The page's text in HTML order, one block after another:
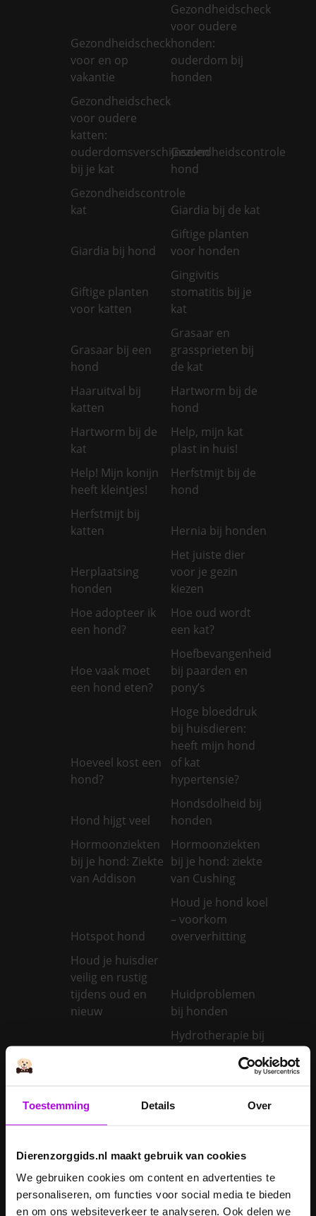
Toestemming Details Over
Dierenzorggids.nl maakt gebruik van cookies
We gebruiken cookies om content en advertenties te
personaliseren, om functies voor social media te bieden
en om ons websiteverkeer te analyseren. Ook delen we
Gezondheidscheck
voor en op
vakantie
Gezondheidscheck
voor oudere
honden:
ouderdom bij
honden
Gezondheidscheck
voor oudere
katten:
ouderdomsverschijnselen
bij je kat
Gezondheidscontrole
hond
Gezondheidscontrole
kat
Giardia bij de kat
Giardia bij hond
Giftige planten
voor honden
Giftige planten
voor katten
Gingivitis
stomatitis bij je
kat
Grasaar bij een
hond
Grasaar en
grassprieten bij
de kat
Haaruitval bij
katten
Hartworm bij de
hond
Hartworm bij de
kat
Help, mijn kat
plast in huis!
Help! Mijn konijn
heeft kleintjes!
Herfstmijt bij de
hond
Herfstmijt bij
katten
Hernia bij honden
Herplaatsing
honden
Het juiste dier
voor je gezin
kiezen
Hoe adopteer ik
een hond?
Hoe oud wordt
een kat?
Hoe vaak moet
een hond eten?
Hoefbevangenheid
bij paarden en
pony’s
Hoeveel kost een
hond?
Hoge bloeddruk
bij huisdieren:
heeft mijn hond
of kat
hypertensie?
Hond hijgt veel
Hondsdolheid bij
honden
Hormoonziekten
bij je hond: Ziekte
van Addison
Hormoonziekten
bij je hond: ziekte
van Cushing
Hotspot hond
Houd je hond koel
– voorkom
oververhitting
Houd je huisdier
veilig en rustig
tijdens oud en
nieuw
Huidproblemen
bij honden
Hydrotherapie bij
oorzaken en
behandeling van
werkende
schildklier
bij honden:
een trage
schildklier
Is een kerstboom